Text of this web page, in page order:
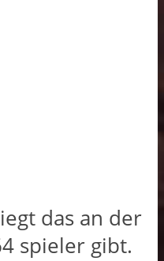
das an der
spieler gibt.